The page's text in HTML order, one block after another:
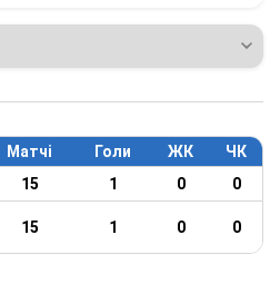
Матчі Голи ЖК
ЧК
15 1 0
0
15 1 0 0